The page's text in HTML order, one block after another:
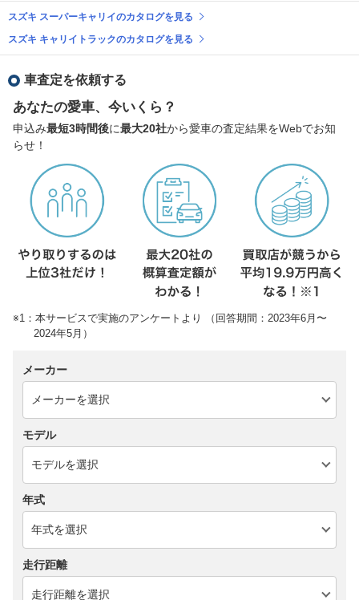
スズキ スーパーキャリイのカタログを見る
スズキ キャリイトラックのカタログを見る
車査定を依頼する
あなたの愛車、今いくら？
申込み最短3時間後に最大20社から愛車の査定結果をWebでお知
らせ！
※1：本サービスで実施のアンケートより （回答期間：2023年6月〜
2024年5月）
メーカー
モデル
年式
走行距離